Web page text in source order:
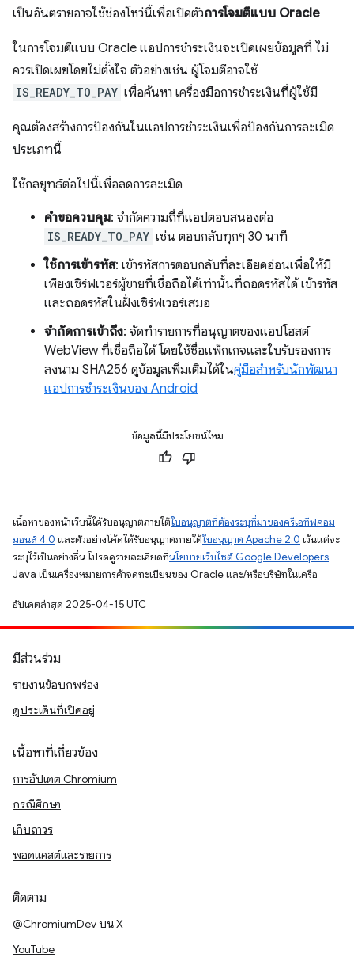
เป็นอันตรายอาจใช้ช่องโหว่นี้เพื่อเปิดตัวการโจมตีแบบ Oracle
ในการโจมตีแบบ Oracle แอปการชำระเงินจะเปิดเผยข้อมูลที่ ไม่
ควรเปิดเผยโดยไม่ตั้งใจ ตัวอย่างเช่น ผู้โจมตีอาจใช้
IS_READY_TO_PAY เพื่อค้นหา เครื่องมือการชำระเงินที่ผู้ใช้มี
คุณต้องสร้างการป้องกันในแอปการชำระเงินเพื่อป้องกันการละเมิด
ประเภทนี้
ใช้กลยุทธ์ต่อไปนี้เพื่อลดการละเมิด
คำขอควบคุม: จำกัดความถี่ที่แอปตอบสนองต่อ
IS_READY_TO_PAY เช่น ตอบกลับทุกๆ 30 นาที
ใช้การเข้ารหัส: เข้ารหัสการตอบกลับที่ละเอียดอ่อนเพื่อให้มี
เพียงเซิร์ฟเวอร์ผู้ขายที่เชื่อถือได้เท่านั้นที่ถอดรหัสได้ เข้ารหัส
และถอดรหัสในฝั่งเซิร์ฟเวอร์เสมอ
จำกัดการเข้าถึง: จัดทำรายการที่อนุญาตของแอปโฮสต์
WebView ที่เชื่อถือได้ โดยใช้ชื่อแพ็กเกจและใบรับรองการ
ลงนาม SHA256 ดูข้อมูลเพิ่มเติมได้ในคู่มือสำหรับนักพัฒนา
แอปการชำระเงินของ Android
ข้อมูลนี้มีประโยชน์ไหม
เนื้อหาของหน้าเว็บนี้ได้รับอนุญาตภายใต้ใบอนุญาตที่ต้องระบุที่มาของครีเอทีฟคอม
มอนส์ 4.0 และตัวอย่างโค้ดได้รับอนุญาตภายใต้ใบอนุญาต Apache 2.0 เว้นแต่จะ
ระบุไว้เป็นอย่างอื่น โปรดดูรายละเอียดที่นโยบายเว็บไซต์ Google Developers
Java เป็นเครื่องหมายการค้าจดทะเบียนของ Oracle และ/หรือบริษัทในเครือ
อัปเดตล่าสุด 2025-04-15 UTC
มีส่วนร่วม
รายงานข้อบกพร่อง
ดูประเด็นที่เปิดอยู่
เนื้อหาที่เกี่ยวข้อง
การอัปเดต Chromium
กรณีศึกษา
เก็บถาวร
พอดแคสต์และรายการ
ติดตาม
@ChromiumDev บน X
YouTube